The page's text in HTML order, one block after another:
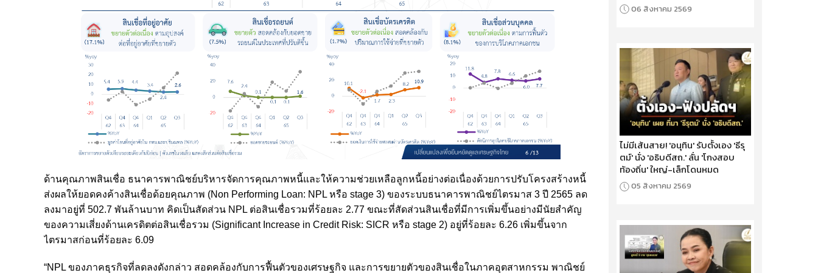
ด้านคุณภาพสินเชื่อ ธนาคารพาณิชย์บริหารจัดการคุณภาพหนี้และให้ความช่วยเหลือลูกหนี้อย่างต่อเนื่องด้วยการปรับโครงสร้างหนี้
ส่งผลให้ยอดคงค้างสินเชื่อด้อยคุณภาพ (Non Performing Loan: NPL หรือ stage 3) ของระบบธนาคารพาณิชย์ไตรมาส 3 ปี 2565 ลด
ลงมาอยู่ที่ 502.7 พันล้านบาท คิดเป็นสัดส่วน NPL ต่อสินเชื่อรวมที่ร้อยละ 2.77 ขณะที่สัดส่วนสินเชื่อที่มีการเพิ่มขึ้นอย่างมีนัยสำคัญ
ของความเสี่ยงด้านเครดิตต่อสินเชื่อรวม (Significant Increase in Credit Risk: SICR หรือ stage 2) อยู่ที่ร้อยละ 6.26 เพิ่มขึ้นจาก
ไตรมาสก่อนที่ร้อยละ 6.09
“NPL ของภาคธุรกิจที่ลดลงดังกล่าว สอดคล้องกับการฟื้นตัวของเศรษฐกิจ และการขยายตัวของสินเชื่อในภาคอุตสาหกรรม พาณิชย์
06 สิงหาคม 2569
ไม่มีเส้นสาย! 'อนุทิน' รับตั้งเอง 'ธีรุ
ตม์' นั่ง 'อธิบดีสถ.' ลั่น 'โกงสอบ
ท้องถิ่น' ใหญ่-เล็กโดนหมด
05 สิงหาคม 2569